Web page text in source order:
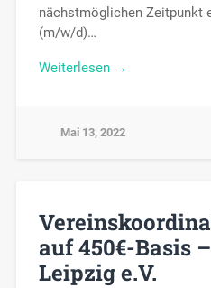
nächstmöglichen Zeitpunkt
(m/w/d)…
Weiterlesen →
Mai 13, 2022
auf 450€-Basis
Leipzig e.V.